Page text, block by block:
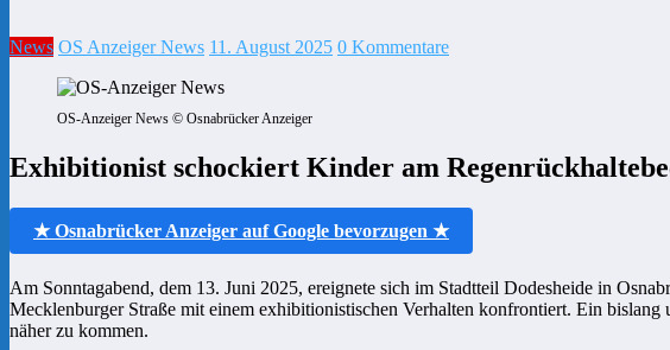
News OS Anzeiger News 11. August 2025 0 Kommentare
OS-Anzeiger News © Osnabrücker Anzeiger
Exhibitionist schockiert Kinder am
★ Osnabrücker Anzeiger auf Google bevorzugen ★
Am Sonntagabend, dem 13. Juni 2025, ereignete sich im Stadtteil Dodesheide in
Mecklenburger Straße mit einem exhibitionistischen Verhalten konfrontiert. Ein
näher zu kommen.